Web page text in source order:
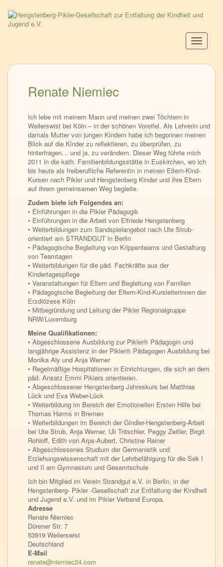
Direkt
zum
Renate Niemiec
Ich lebe mit meinem Mann und meinen zwei Töchtern in
Weilerswist bei Köln – in der schönen Voreifel. Als Lehrerin und
damals Mutter von jungen Kindern habe ich begonnen meinen
Blick auf die Kinder zu reflektieren, zu überprüfen, zu
hinterfragen… und ja, zu verändern. Dieser Weg führte mich
2011 in die kath. Familienbildungsstätte in Euskirchen, wo ich
bis heute als freiberufliche Referentin in meinen Eltern-Kind-
Kursen nach Pikler und Hengstenberg Kinder und ihre Eltern
auf ihrem gemeinsamen Weg begleite.
Zudem biete ich Folgendes an:
• Einführungen in die Pikler Pädagogik
• Einführungen in die Arbeit von Elfriede Hengstenberg
• Weiterbildungen zum Sandspielangebot nach Ute Strub-
orientiert am STRANDGUT in Berlin
• Pädagogische Begleitung von Krippenteams und Gestaltung
von Teamtagen
• Weiterbildungen für die päd. Fachkräfte aus der
Kindertagespflege
• Veranstaltungen für Eltern und Begleitung von Familien
• Pädagogische Begleitung der Eltern-Kind-Kursleiterinnen der
Erzdiözese Köln
• Mitbegründung und Leitung der Pikler Regionalgruppe
NRW/Luxemburg
Meine Qualifikationen:
• Abgeschlossene Ausbildung zur Pikler® Pädagogin und
langjährige Assistenz in der Pikler® Pädagogen Ausbildung bei
Monika Aly und Anja Werner
• Regelmäßige Hospitationen in Einrichtungen, die sich an dem
päd. Ansatz Emmi Piklers orientieren.
• Abgeschlossener Hengstenberg Jahreskurs bei Matthias
Lück und Eva Weber-Lück
• Weiterbildung im Bereich der Emotionellen Ersten Hilfe bei
Thomas Harms in Bremen
• Weiterbildungen im Bereich der Gindler-Hengstenberg-Arbeit
bei Ute Strub, Anja Werner, Uli Tritschler, Peggy Zeitler, Birgit
Rohloff, Edith von Arps-Aubert, Christine Rainer
• Abgeschlossenes Studium der Germanistik und
Erziehungswissenschaft mit der Lehrbefähigung für die Sek I
und II am Gymnasium und Gesamtschule
Ich bin Mitglied im Verein Strandgut e.V. in Berlin, in der
Hengstenberg- Pikler -Gesellschaft zur Entfaltung der Kindheit
und Jugend e.V. und im Pikler Verband Europa.
Adresse
Renate Niemiec
Dürener Str. 7
53919 Weilerswist
Deutschland
E-Mail
renate@niemiec24.com